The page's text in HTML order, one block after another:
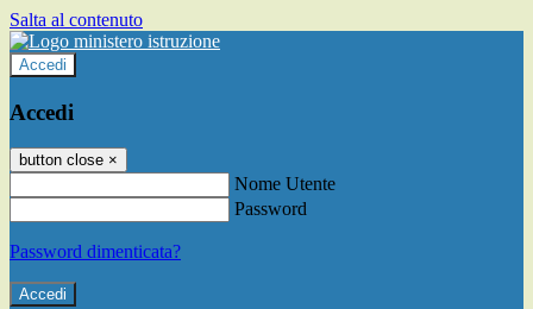
Salta al contenuto
Accedi
Accedi
button close ×
Nome Utente
Password
Password dimenticata?